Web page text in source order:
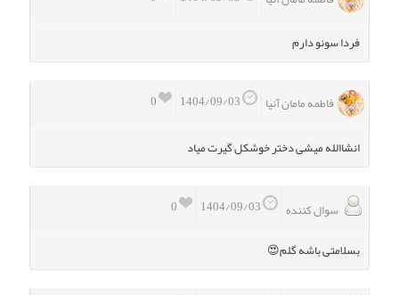
فردا سونو دارم
0
فاطمه مامان آنیا
انشاالله میشی دختر خوشکل گیرت میاد
0
سوال کننده
بسلامتی باشه گلم😍